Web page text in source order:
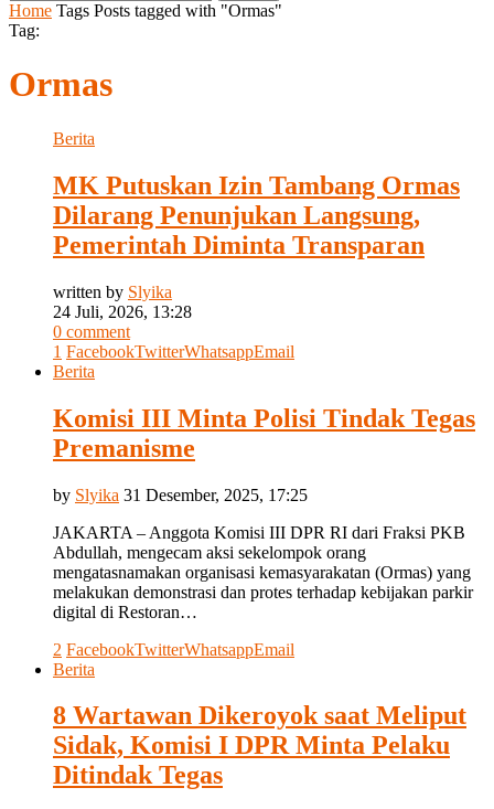
Home Tags Posts tagged with "Ormas"
Tag:
Ormas
Berita
MK Putuskan Izin Tambang Ormas
Dilarang Penunjukan Langsung,
Pemerintah Diminta Transparan
written by Slyika
24 Juli, 2026, 13:28
0 comment
1 FacebookTwitterWhatsappEmail
Berita
Komisi III Minta Polisi Tindak Tegas
Premanisme
by Slyika 31 Desember, 2025, 17:25
JAKARTA – Anggota Komisi III DPR RI dari Fraksi PKB
Abdullah, mengecam aksi sekelompok orang
mengatasnamakan organisasi kemasyarakatan (Ormas) yang
melakukan demonstrasi dan protes terhadap kebijakan parkir
digital di Restoran…
2 FacebookTwitterWhatsappEmail
Berita
8 Wartawan Dikeroyok saat Meliput
Sidak, Komisi I DPR Minta Pelaku
Ditindak Tegas